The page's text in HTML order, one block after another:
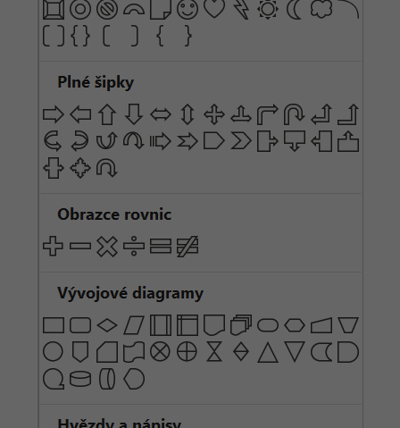
Photoshop -80%
Adobe Lightroom
Adobe XD -15%
Inkscape
Fotografování -80%
Blog
Pro firmy